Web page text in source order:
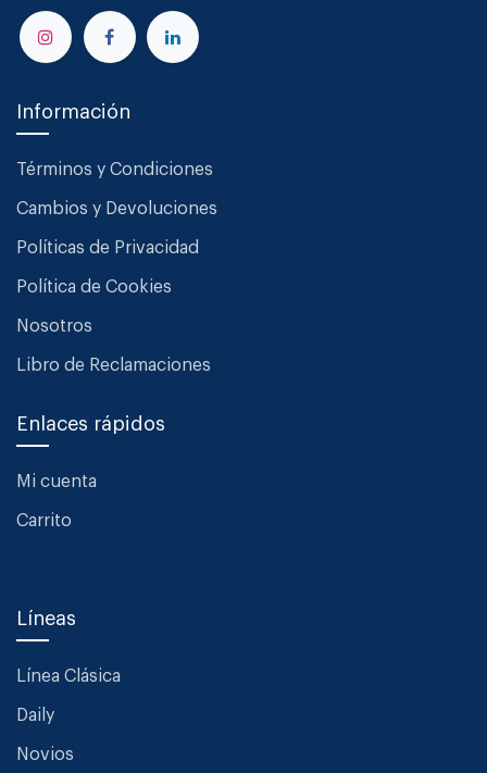
Información
Términos y Condiciones
Cambios y Devoluciones
Políticas de Privacidad
Política de Cookies
Nosotros
Libro de Reclamaciones
Enlaces rápidos
Mi cuenta
Carrito
Líneas
Línea Clásica
Daily
Novios